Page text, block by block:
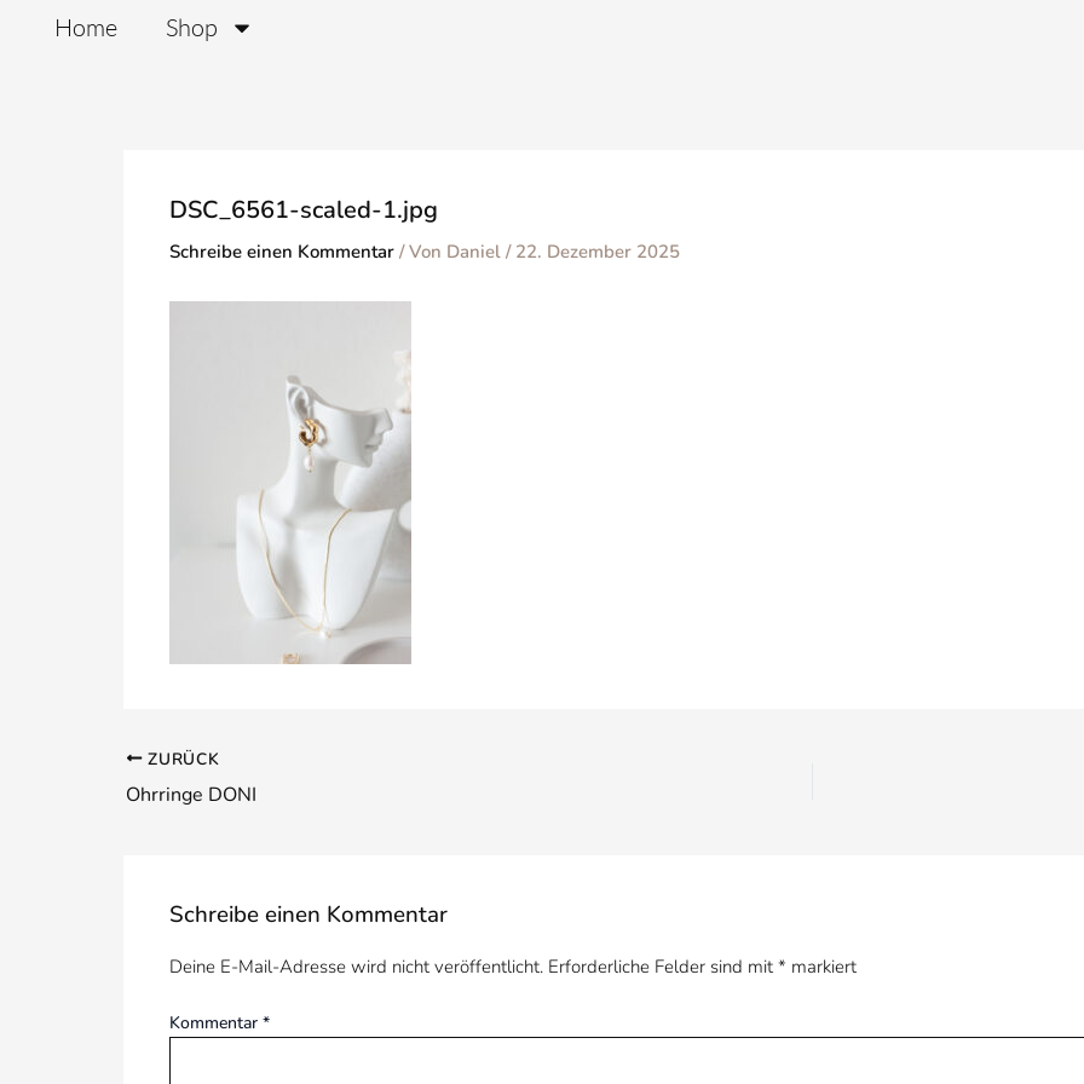
Home Shop
DSC_6561-scaled-1.jpg
Schreibe einen Kommentar / Von Daniel / 22. Dezember 2025
ZURÜCK
Ohrringe DONI
Schreibe einen Kommentar
Deine E-Mail-Adresse wird nicht veröffentlicht. Erforderliche Felder sind mit * markiert
Kommentar *